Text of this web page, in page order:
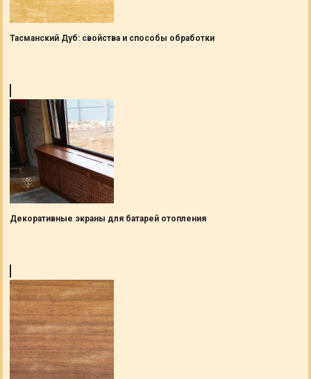
Тасманский Дуб: свойства и способы обработки
Декоративные экраны для батарей отопления